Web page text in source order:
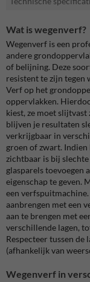
Wat is wegenverf?
Wegenverf is een
andere
of belijning. Deze
resistent te zijn tegen
Verf op het
oppervlakken.
kiest, ze moet
blijven je resultaten
verkrijgbaar in
groen of zwart.
zichtbaar is bij
glasparels toevoegen
eigenschap te geven.
een
aanbrengen met een
aan te brengen met
verschillende lagen,
Respecteer tussen de
(afhankelijk van
Wegenverf in